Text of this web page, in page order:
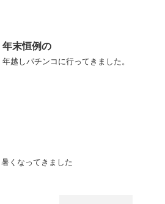
年末恒例の
年越しパチンコに行ってきました。
暑くなってきました